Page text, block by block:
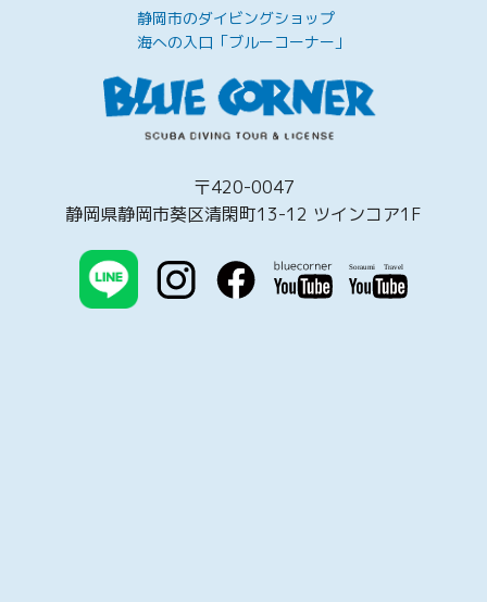
静岡市のダイビングショップ
海への入口「ブルーコーナー」
〒420-0047
静岡県静岡市葵区清閑町13-12 ツインコア1F